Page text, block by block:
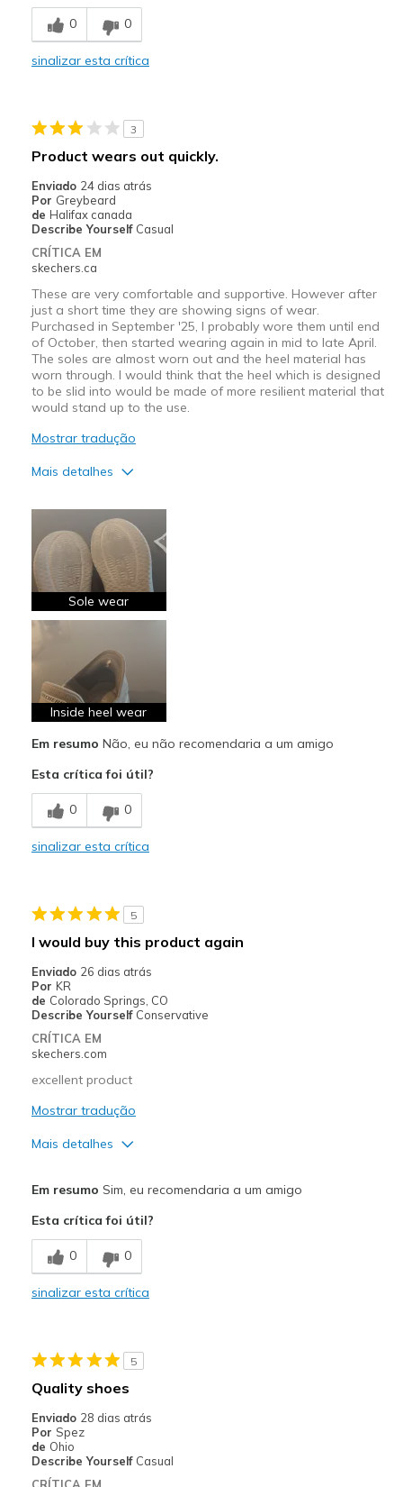
Comfortable
Stylish
Travel
Width
Feels true to width
Sizing
View On Shoes
Shoes are for Wearing
0 0
sinalizar esta crítica
3
Product wears out quickly.
Enviado 24 dias atrás
Por Greybeard
de Halifax canada
Describe Yourself Casual
CRÍTICA EM
skechers.ca
These are very comfortable and supportive. However after
just a short time they are showing signs of wear.
Purchased in September '25, I probably wore them until end
of October, then started wearing again in mid to late April.
The soles are almost worn out and the heel material has
worn through. I would think that the heel which is designed
to be slid into would be made of more resilient material that
would stand up to the use.
Mostrar tradução
Mais detalhes
Attractive Design
Breathe Well
Comfortable
Contras
Wear Out Quickly
Melhores utilizações
Width
Sizing
View On Shoes
Shoes are for Wearing
Sole wear
Inside heel wear
Em resumo Não, eu não recomendaria a um amigo
Esta crítica foi útil?
0 0
sinalizar esta crítica
5
I would buy this product again
Enviado 26 dias atrás
Por KR
de Colorado Springs, CO
Describe Yourself Conservative
CRÍTICA EM
skechers.com
excellent product
Mostrar tradução
Mais detalhes
Breathe Well
Comfortable
Melhores utilizações
Going Out
Travel
Em resumo Sim, eu recomendaria a um amigo
Esta crítica foi útil?
0 0
sinalizar esta crítica
5
Quality shoes
Enviado 28 dias atrás
Por Spez
de Ohio
Describe Yourself Casual